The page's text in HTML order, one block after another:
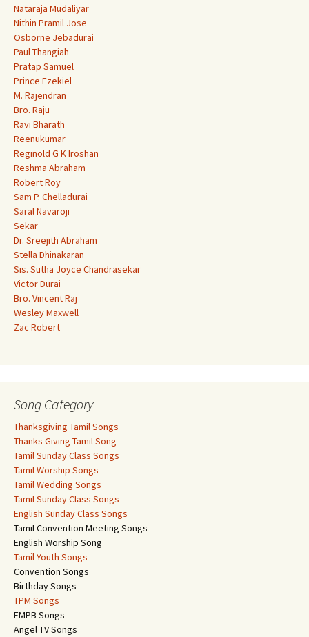
Nataraja Mudaliyar
Nithin Pramil Jose
Osborne Jebadurai
Paul Thangiah
Pratap Samuel
Prince Ezekiel
M. Rajendran
Bro. Raju
Ravi Bharath
Reenukumar
Reginold G K Iroshan
Reshma Abraham
Robert Roy
Sam P. Chelladurai
Saral Navaroji
Sekar
Dr. Sreejith Abraham
Stella Dhinakaran
Sis. Sutha Joyce Chandrasekar
Victor Durai
Bro. Vincent Raj
Wesley Maxwell
Zac Robert
Song Category
Thanksgiving Tamil Songs
Thanks Giving Tamil Song
Tamil Sunday Class Songs
Tamil Worship Songs
Tamil Wedding Songs
Tamil Sunday Class Songs
English Sunday Class Songs
Tamil Convention Meeting Songs
English Worship Song
Tamil Youth Songs
Convention Songs
Birthday Songs
TPM Songs
FMPB Songs
Angel TV Songs